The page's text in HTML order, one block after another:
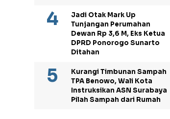
Jadi Otak Mark Up
Tunjangan Perumahan
Dewan Rp 3,6 M, Eks Ketua
DPRD Ponorogo Sunarto
Ditahan
Kurangi Timbunan Sampah
TPA Benowo, Wali Kota
Instruksikan ASN Surabaya
Pilah Sampah dari Rumah